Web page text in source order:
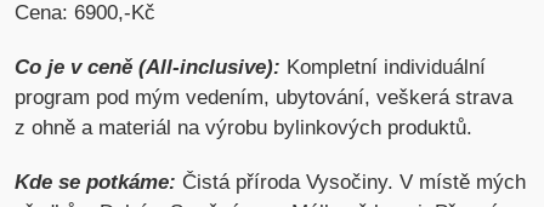
Cena: 6900,-Kč
Co je v ceně (All-inclusive): Kompletní individuální
program pod mým vedením, ubytování, veškerá strava
z ohně a materiál na výrobu bylinkových produktů.
Kde se potkáme: Čistá příroda Vysočiny. V místě mých